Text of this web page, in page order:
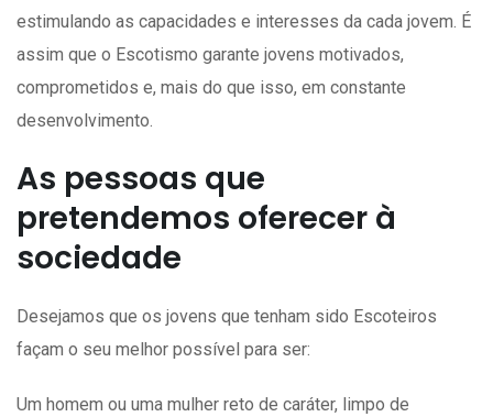
estimulando as capacidades e interesses da cada jovem. É
assim que o Escotismo garante jovens motivados,
comprometidos e, mais do que isso, em constante
desenvolvimento.
As pessoas que
pretendemos oferecer à
sociedade
Desejamos que os jovens que tenham sido Escoteiros
façam o seu melhor possível para ser:
Um homem ou uma mulher reto de caráter, limpo de